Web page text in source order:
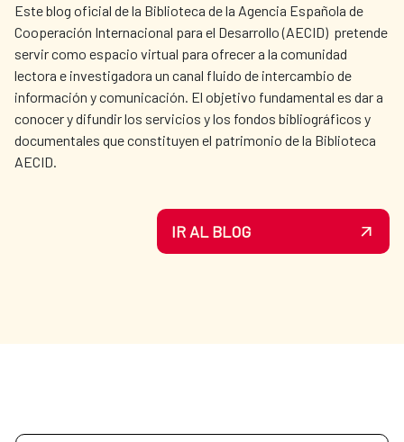
Este blog oficial de la Biblioteca de la Agencia Española de
Cooperación Internacional para el Desarrollo (AECID) pretende
servir como espacio virtual para ofrecer a la comunidad
lectora e investigadora un canal fluido de intercambio de
información y comunicación. El objetivo fundamental es dar a
conocer y difundir los servicios y los fondos bibliográficos y
documentales que constituyen el patrimonio de la Biblioteca
AECID.
IR AL BLOG